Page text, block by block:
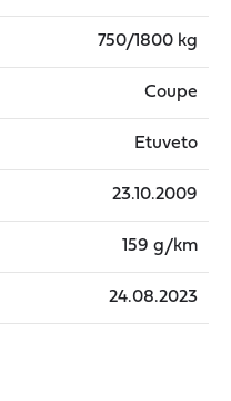
750/1800 kg
Coupe
Etuveto
23.10.2009
159 g/km
24.08.2023